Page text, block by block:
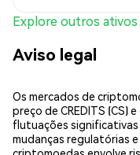
Explore outros
Aviso legal
Os mercados de
preço de CREDITS
flutuações
mudanças regulatórias